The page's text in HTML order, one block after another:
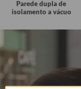
Parede dupla de
isolamento a vácuo